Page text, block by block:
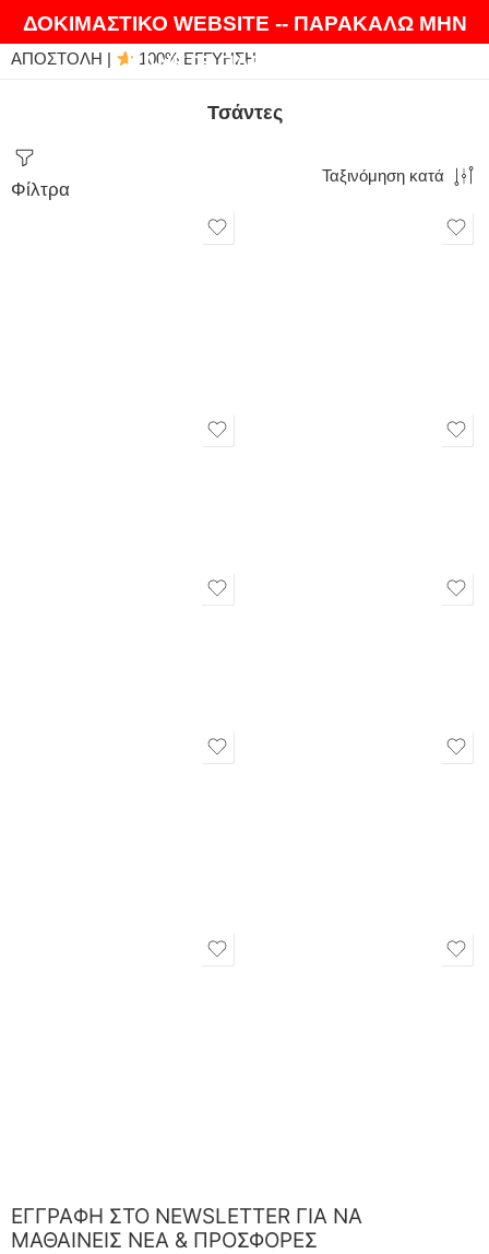
ΔΟΚΙΜΑΣΤΙΚΟ WEBSITE -- ΠΑΡΑΚΑΛΩ ΜΗΝ
ΚΑΝΕΤΕ ΠΑΡΑΓΓΕΛΙΕΣ
ΘΑ ΛΑΤΡΕΨΕΤΕ ΤΑ ΠΡΟΪΟΝΤΑ ΜΑΣ | EXPRESS
ΑΠΟΣΤΟΛΗ | 100% ΕΓΓΥΗΣΗ
Τσάντες
Φίλτρα
Ταξινόμηση κατά
ΕΓΓΡΑΦΗ ΣΤΟ NEWSLETTER ΓΙΑ ΝΑ
ΜΑΘΑΙΝΕΙΣ ΝΕΑ & ΠΡΟΣΦΟΡΕΣ